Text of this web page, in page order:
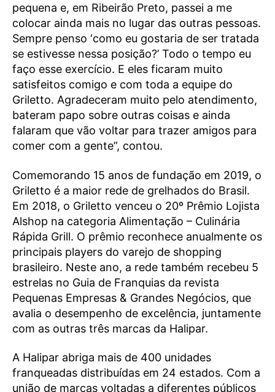
pequena e, em Ribeirão Preto, passei a me
colocar ainda mais no lugar das outras pessoas.
Sempre penso ‘como eu gostaria de ser tratada
se estivesse nessa posição?’ Todo o tempo eu
faço esse exercício. E eles ficaram muito
satisfeitos comigo e com toda a equipe do
Griletto. Agradeceram muito pelo atendimento,
bateram papo sobre outras coisas e ainda
falaram que vão voltar para trazer amigos para
comer com a gente”, contou.
Comemorando 15 anos de fundação em 2019, o
Griletto é a maior rede de grelhados do Brasil.
Em 2018, o Griletto venceu o 20º Prêmio Lojista
Alshop na categoria Alimentação – Culinária
Rápida Grill. O prêmio reconhece anualmente os
principais players do varejo de shopping
brasileiro. Neste ano, a rede também recebeu 5
estrelas no Guia de Franquias da revista
Pequenas Empresas & Grandes Negócios, que
avalia o desempenho de excelência, juntamente
com as outras três marcas da Halipar.
A Halipar abriga mais de 400 unidades
franqueadas distribuídas em 24 estados. Com a
união de marcas voltadas a diferentes públicos